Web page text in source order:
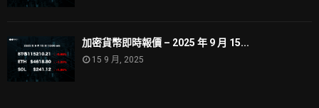
加密貨幣即時報價 – 2025 年 9 月 15...
15 9 月, 2025